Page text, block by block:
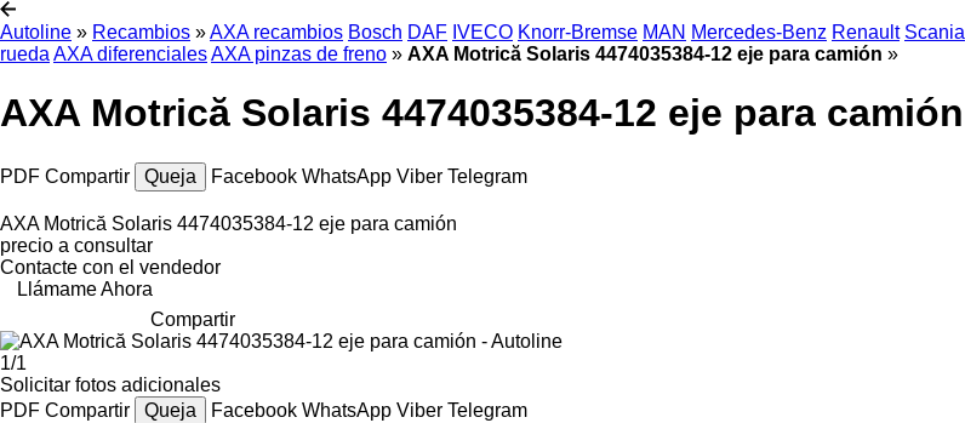
Autoline » Recambios »AXA recambios Bosch DAF IVECO Knorr-Bremse MAN Mercedes-Benz Renault Scania
rueda AXA diferencialesAXA pinzas de freno » AXA Motrică Solaris 4474035384-12 eje para camión »
AXA Motrică Solaris 4474035384-12 eje para camión
PDF Compartir Queja Facebook WhatsApp Viber Telegram
AXA Motrică Solaris 4474035384-12 eje para camión
precio a consultar
Contacte con el vendedor
Llámame Ahora
Compartir
1/1
Solicitar fotos adicionales
PDF Compartir Queja Facebook WhatsApp Viber Telegram